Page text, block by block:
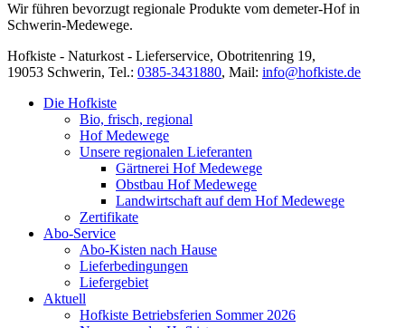
Wir führen bevorzugt regionale Produkte vom demeter-Hof in
Schwerin-Medewege.
Hofkiste - Naturkost - Lieferservice, Obotritenring 19,
19053 Schwerin, Tel.: 0385-3431880, Mail: info@hofkiste.de
Die Hofkiste
Bio, frisch, regional
Hof Medewege
Unsere regionalen Lieferanten
Gärtnerei Hof Medewege
Obstbau Hof Medewege
Landwirtschaft auf dem Hof Medewege
Zertifikate
Abo-Service
Abo-Kisten nach Hause
Lieferbedingungen
Liefergebiet
Aktuell
Hofkiste Betriebsferien Sommer 2026